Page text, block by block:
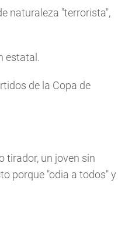
naturaleza "terrorista",
estatal.
de la Copa de
tirador, un joven sin
porque "odia a todos" y